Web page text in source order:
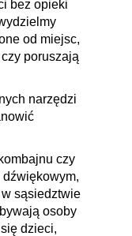
bez opieki
od miejsc,
poruszają
narzędzi
czy
dźwiękowym,
sąsiedztwie
osoby
dzieci,